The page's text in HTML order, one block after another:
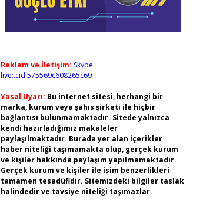
Reklam ve İletişim: Skype:
live:.cid.575569c608265c69
Yasal Uyarı: Bu internet sitesi, herhangi bir
marka, kurum veya şahıs şirketi ile hiçbir
bağlantısı bulunmamaktadır. Sitede yalnızca
kendi hazırladığımız makaleler
paylaşılmaktadır. Burada yer alan içerikler
haber niteliği taşımamakta olup, gerçek kurum
ve kişiler hakkında paylaşım yapılmamaktadır.
Gerçek kurum ve kişiler ile isim benzerlikleri
tamamen tesadüfidir. Sitemizdeki bilgiler taslak
halindedir ve tavsiye niteliği taşımazlar.